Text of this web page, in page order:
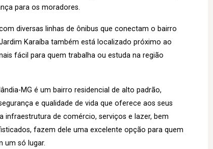
para os moradores.
diversas linhas de ônibus que conectam o bairro
Karaíba também está localizado próximo ao
fácil para quem trabalha ou estuda na região
MG é um bairro residencial de alto padrão,
e qualidade de vida que oferece aos seus
infraestrutura de comércio, serviços e lazer, bem
fazem dele uma excelente opção para quem
um só lugar.